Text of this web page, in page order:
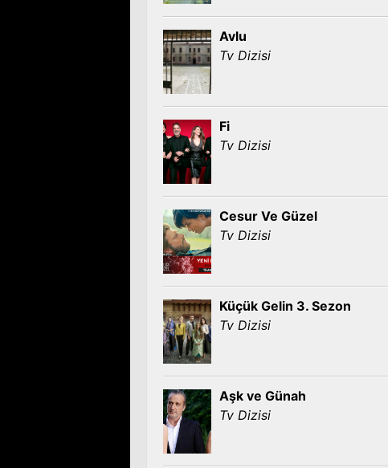
Avlu
Tv Dizisi
Fi
Tv Dizisi
Cesur Ve Güzel
Tv Dizisi
Küçük Gelin 3. Sezon
Tv Dizisi
Aşk ve Günah
Tv Dizisi